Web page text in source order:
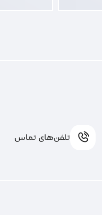
تلفن‌های تماس